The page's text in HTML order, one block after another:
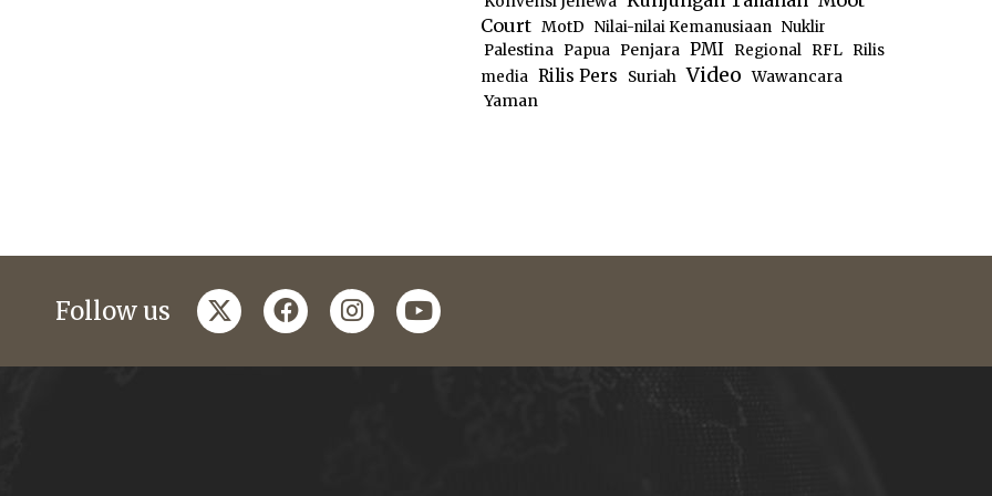
Court MotD Nilai-nilai Kemanusiaan Nuklir
Palestina
Papua Penjara PMI Regional RFL
Rilis
media Rilis Pers Suriah Video Wawancara
Yaman
Follow us twitterfacebookinstagram
youtube